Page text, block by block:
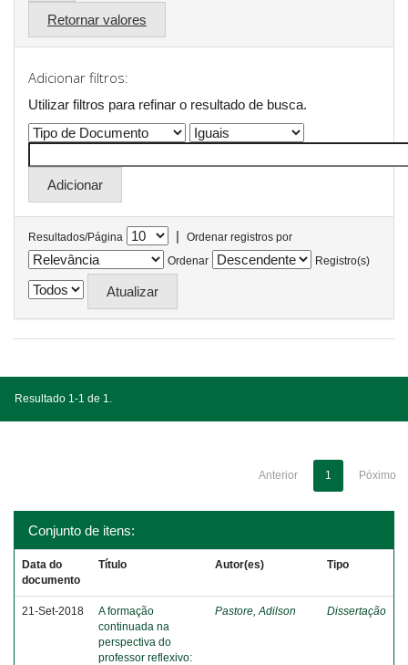
Retornar valores
Adicionar filtros:
Utilizar filtros para refinar o resultado de busca.
Resultados/Página |
Ordenar registros por
Ordenar
Registro(s)
Resultado 1-1 de 1.
Anterior 1 Póximo
Conjunto de itens:
Data do
documento
Título Autor(es) Tipo
21-Set-2018
A formação
continuada na
perspectiva do
professor reflexivo:
Pastore, Adilson Dissertação